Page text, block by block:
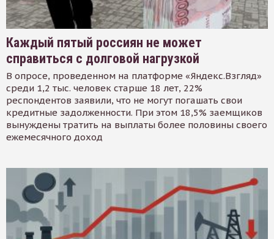
Каждый пятый россиян не может
справиться с долговой нагрузкой
В опросе, проведенном на платформе «Яндекс.Взгляд»
среди 1,2 тыс. человек старше 18 лет, 22%
респондентов заявили, что не могут погашать свои
кредитные задолженности. При этом 18,5% заемщиков
вынуждены тратить на выплаты более половины своего
ежемесячного доход